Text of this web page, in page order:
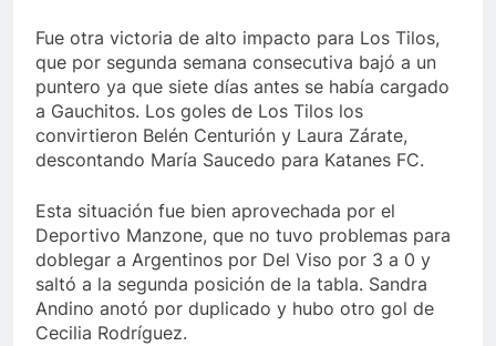
Fue otra victoria de alto impacto para Los Tilos,
que por segunda semana consecutiva bajó a un
puntero ya que siete días antes se había cargado
a Gauchitos. Los goles de Los Tilos los
convirtieron Belén Centurión y Laura Zárate,
descontando María Saucedo para Katanes FC.
Esta situación fue bien aprovechada por el
Deportivo Manzone, que no tuvo problemas para
doblegar a Argentinos por Del Viso por 3 a 0 y
saltó a la segunda posición de la tabla. Sandra
Andino anotó por duplicado y hubo otro gol de
Cecilia Rodríguez.